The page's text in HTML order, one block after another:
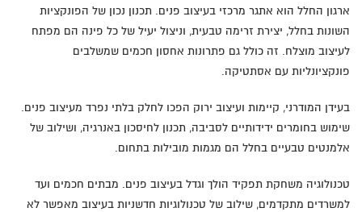
ארגון החלל הוא אתגר מרכזי בעיצוב פנים. תכנון נכון של הפונקציות
השונות בחלל, יצירת זרימה טבעית, וניצול יעיל של כל פינה הם מפתח
לעיצוב מוצלח. זה כולל גם פתרונות אחסון חכמים שמשלבים
פונקציונליות עם אסתטיקה.
בעידן המודרני, קיימות ועיצוב ירוק הפכו לחלק בלתי נפרד מעיצוב פנים.
שימוש בחומרים ידידותיים לסביבה, תכנון לחיסכון באנרגיה, ושילוב של
אלמנטים טבעיים בחלל הם מגמות מובילות בתחום.
טכנולוגיה משחקת תפקיד הולך וגדל בעיצוב פנים. מבתים חכמים ועד
למשרדים מתקדמים, שילוב של טכנולוגיות חדשניות בעיצוב מאפשר לא